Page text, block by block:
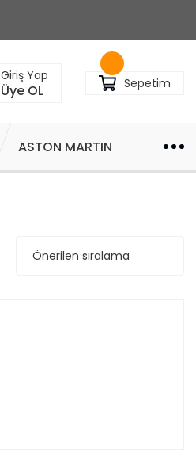
Giriş Yap
Üye OL Sepetim
ASTON MARTIN